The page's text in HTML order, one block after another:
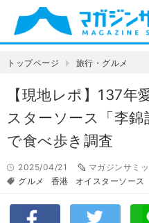
トップページ 旅行・グルメ
【現地レポ】137年
スターソース「李
で食べ歩き調査
2025/04/21
マガジンサミ
グルメ
香港 オイスターソース